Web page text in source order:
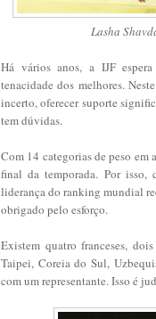
Lasha
Há vários anos, a IJF
tenacidade dos melhores.
incerto, oferecer suporte
tem dúvidas.
Com 14 categorias de peso em
final da temporada. Por isso,
liderança do ranking mundial
obrigado pelo esforço.
Existem quatro franceses,
Taipei, Coreia do Sul,
com um representante. Isso é